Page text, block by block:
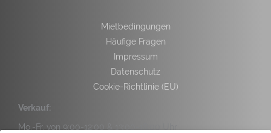
Mietbedingungen
Häufige Fragen
Impressum
Datenschutz
Cookie-Richtlinie (EU)
Verkauf:
Mo.-Fr. von 9:00-12:00 & 13:00-18:00 Uhr